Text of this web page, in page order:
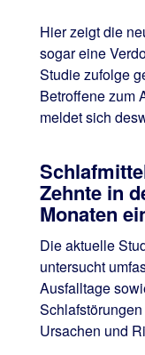
Hier zeigt die
sogar eine
Studie zufolge
Betroffene zum
meldet sich
Zehnte in
Monaten
Die aktuelle
untersucht
Ausfalltage
Ursachen und